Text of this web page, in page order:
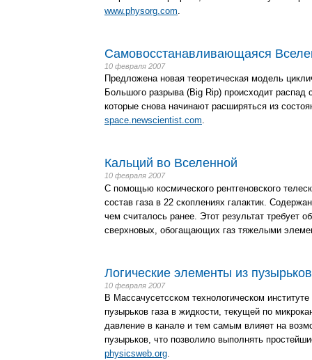
www.physorg.com.
Самовосстанавливающаяся
10 февраля 2007
Предложена новая теоретическая модель
Большого разрыва (Big Rip) происходит распад
которые снова начинают расширяться из
space.newscientist.com.
Кальций во Вселенной
10 февраля 2007
С помощью космического рентгеновского
состав газа в 22 скоплениях галактик.
чем считалось ранее. Этот результат требует
сверхновых, обогащающих газ тяжелыми
Логические элементы из пузырьков
10 февраля 2007
В Массачусетсском технологическом
пузырьков газа в жидкости, текущей по
давление в канале и тем самым влияет на
пузырьков, что позволило выполнять
physicsweb.org.